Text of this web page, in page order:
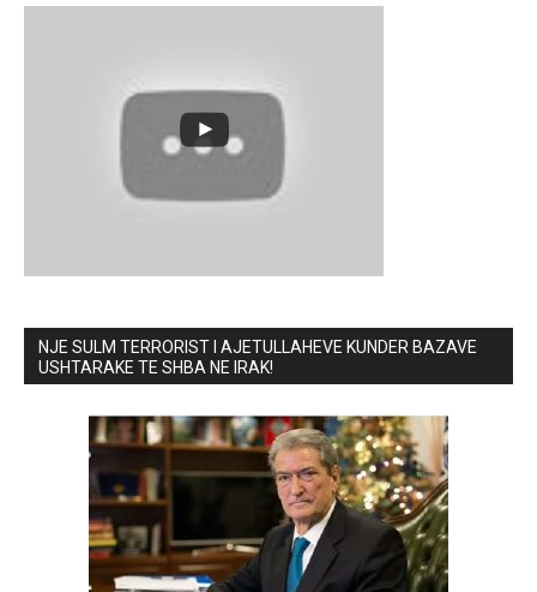
NJE SULM TERRORIST I AJETULLAHEVE KUNDER BAZAVE
USHTARAKE TE SHBA NE IRAK!